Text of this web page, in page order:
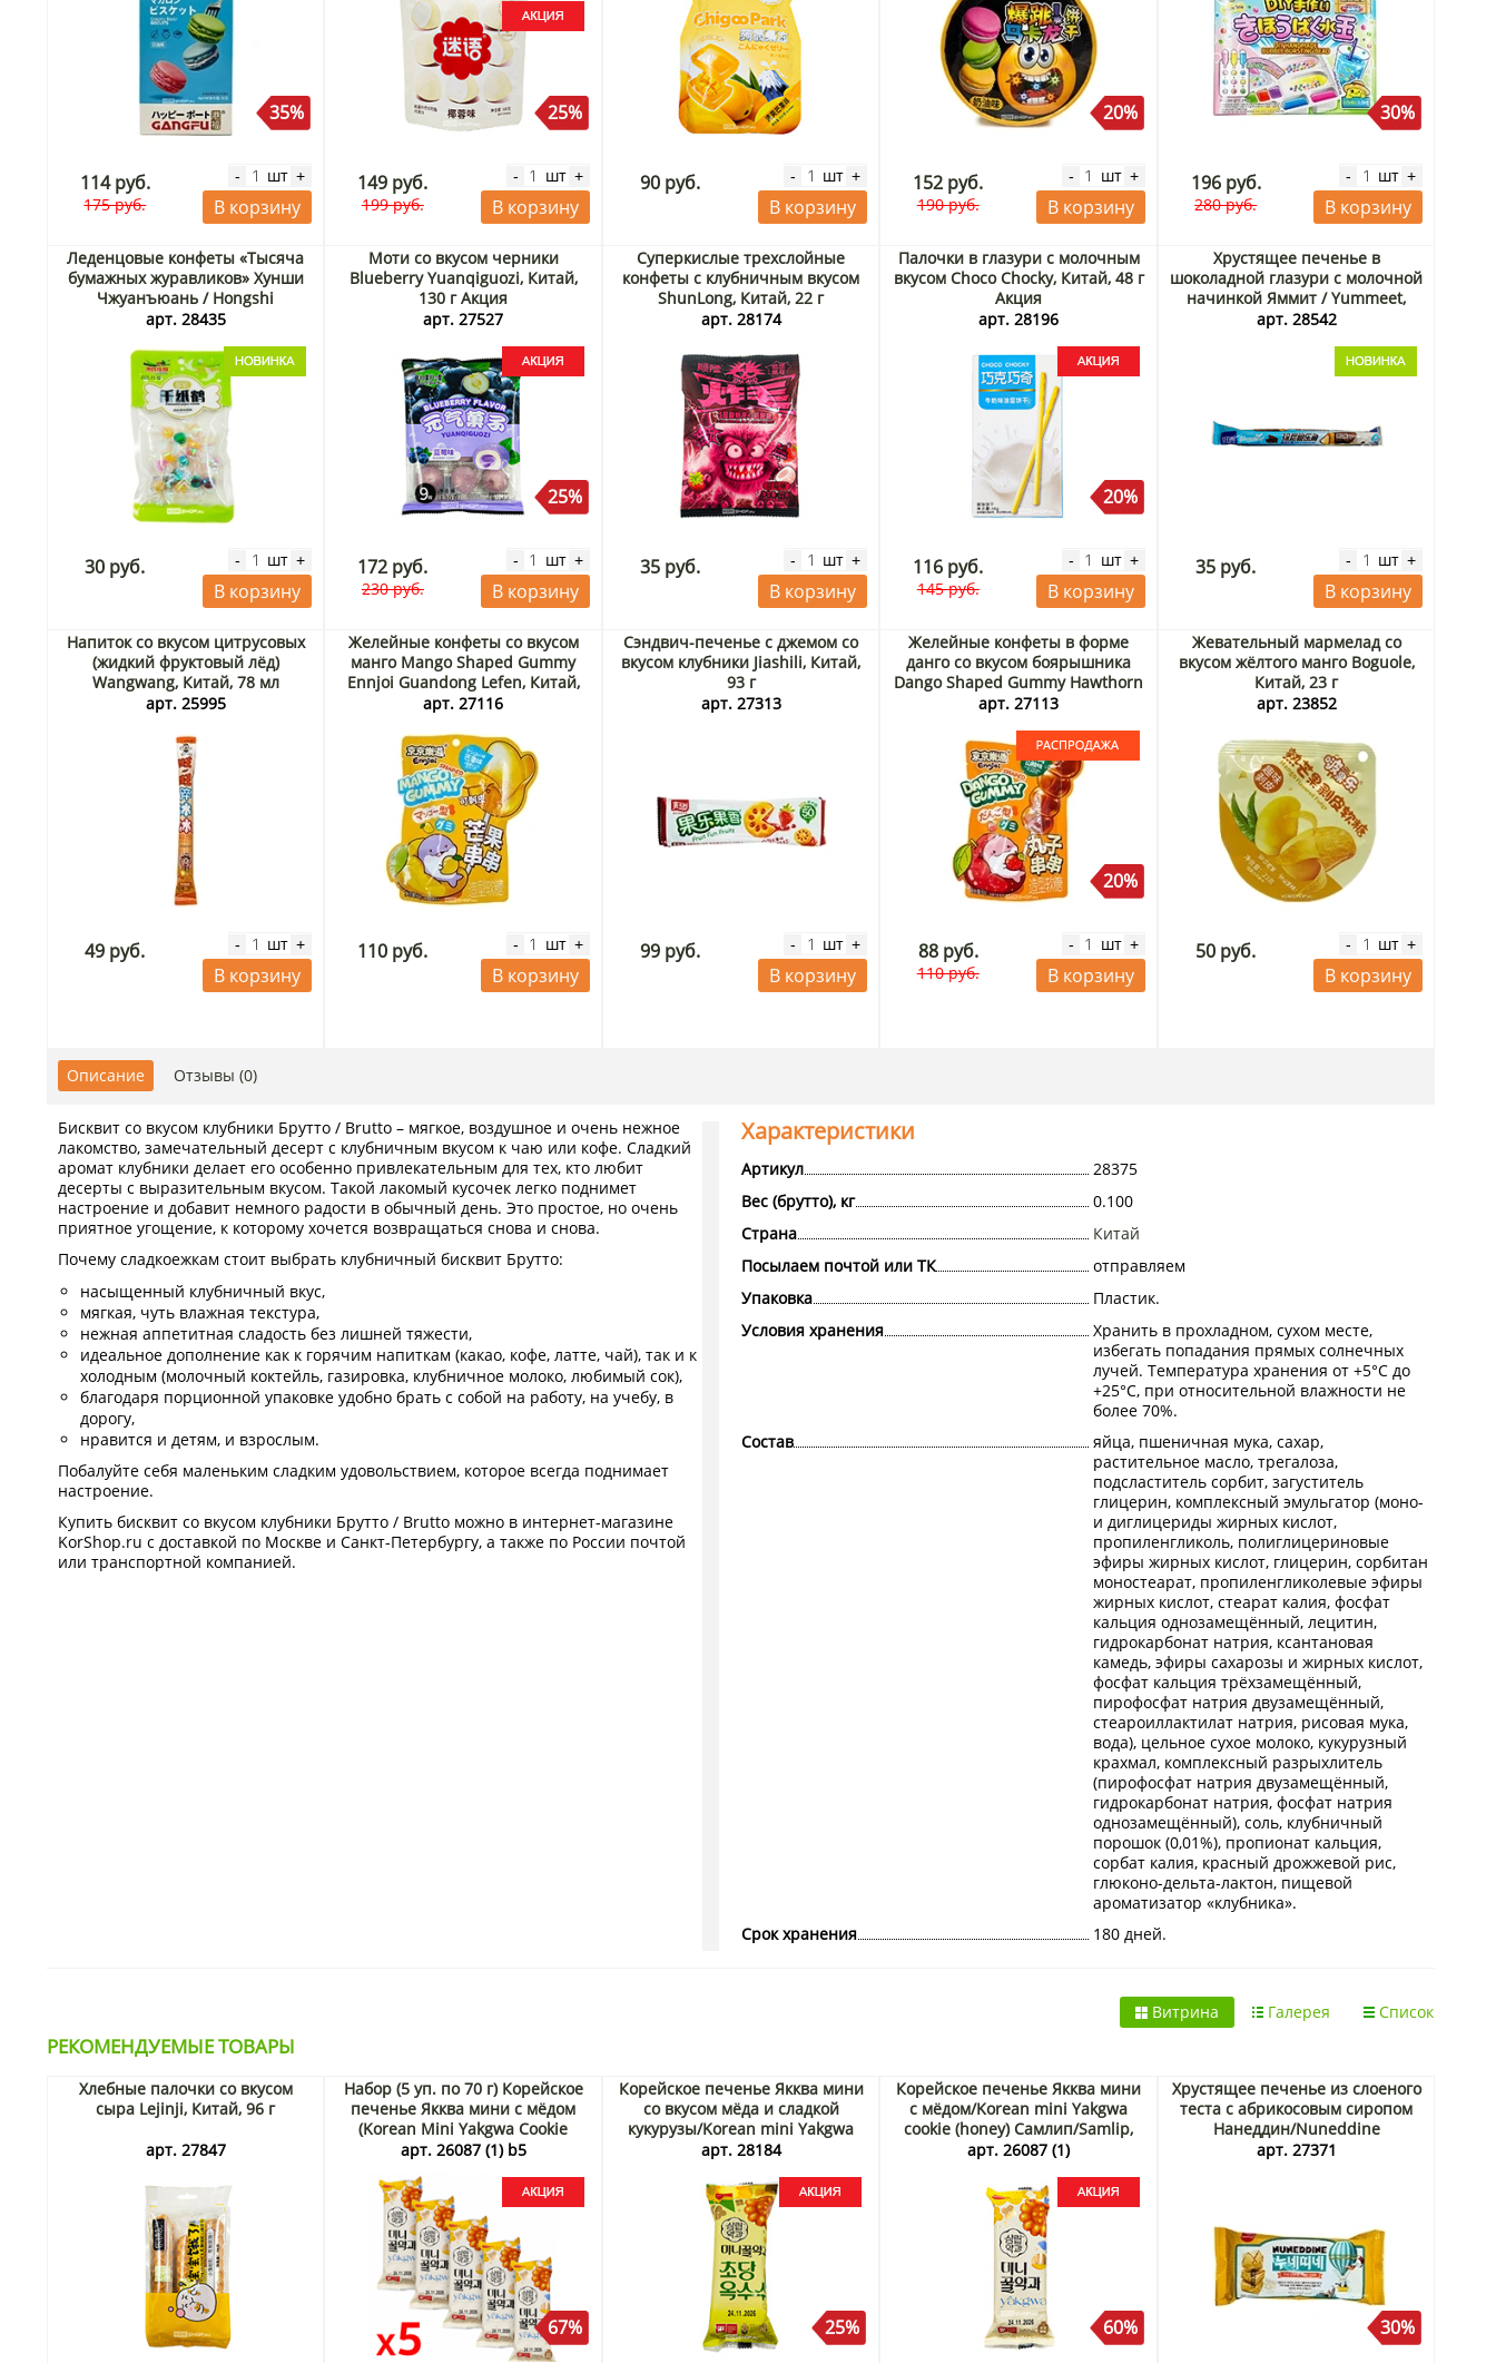
35%
114 руб.
175 руб.
- шт +
В корзину
25%
149 руб.
199 руб.
- шт +
В корзину
90 руб. - шт +
В корзину
20%
152 руб.
190 руб.
- шт +
В корзину
30%
196 руб.
280 руб.
- шт +
В корзину
Леденцовые конфеты «Тысяча
бумажных журавликов» Хунши
Чжуанъюань / Hongshi
Zhuangyuan, Китай, 25 г
арт. 28435
30 руб. - шт +
В корзину
Моти со вкусом черники
Blueberry Yuanqiguozi, Китай,
130 г Акция
арт. 27527
25%
172 руб.
230 руб.
- шт +
В корзину
Суперкислые трехслойные
конфеты с клубничным вкусом
ShunLong, Китай, 22 г
арт. 28174
35 руб. - шт +
В корзину
Палочки в глазури с молочным
вкусом Choco Chocky, Китай, 48 г
Акция
арт. 28196
20%
116 руб.
145 руб.
- шт +
В корзину
Хрустящее печенье в
шоколадной глазури с молочной
начинкой Яммит / Yummeet,
Китай, 22 г
арт. 28542
35 руб. - шт +
В корзину
Напиток со вкусом цитрусовых
(жидкий фруктовый лёд)
Wangwang, Китай, 78 мл
арт. 25995
49 руб. - шт +
В корзину
Желейные конфеты со вкусом
манго Mango Shaped Gummy
Ennjoi Guandong Lefen, Китай,
60 г
арт. 27116
110 руб. - шт +
В корзину
Сэндвич-печенье с джемом со
вкусом клубники Jiashili, Китай,
93 г
арт. 27313
99 руб. - шт +
В корзину
Желейные конфеты в форме
данго со вкусом боярышника
Dango Shaped Gummy Hawthorn
Ennjoi Guandong Lefen, Китай,
Распродажа
арт. 27113
20%
88 руб.
110 руб.
- шт +
В корзину
Жевательный мармелад со
вкусом жёлтого манго Boguole,
Китай, 23 г
арт. 23852
50 руб. - шт +
В корзину
Описание Отзывы (0)
Характеристики
Артикул
28375
Вес (брутто), кг
0.100
Страна
Китай
Посылаем почтой или ТК
отправляем
Упаковка
Пластик.
Условия хранения
Хранить в прохладном, сухом месте,
избегать попадания прямых солнечных
лучей. Температура хранения от +5°C до
+25°C, при относительной влажности не
более 70%.
Состав
яйца, пшеничная мука, сахар,
растительное масло, трегалоза,
подсластитель сорбит, загуститель
глицерин, комплексный эмульгатор (моно-
и диглицериды жирных кислот,
пропиленгликоль, полиглицериновые
эфиры жирных кислот, глицерин, сорбитан
моностеарат, пропиленгликолевые эфиры
жирных кислот, стеарат калия, фосфат
кальция однозамещённый, лецитин,
гидрокарбонат натрия, ксантановая
камедь, эфиры сахарозы и жирных кислот,
фосфат кальция трёхзамещённый,
пирофосфат натрия двузамещённый,
стеароиллактилат натрия, рисовая мука,
вода), цельное сухое молоко, кукурузный
крахмал, комплексный разрыхлитель
(пирофосфат натрия двузамещённый,
гидрокарбонат натрия, фосфат натрия
однозамещённый), соль, клубничный
порошок (0,01%), пропионат кальция,
сорбат калия, красный дрожжевой рис,
глюконо-дельта-лактон, пищевой
ароматизатор «клубника».
Срок хранения
180 дней.
Бисквит со вкусом клубники Брутто / Brutto – мягкое, воздушное и очень нежное
лакомство, замечательный десерт с клубничным вкусом к чаю или кофе. Сладкий
аромат клубники делает его особенно привлекательным для тех, кто любит
десерты с выразительным вкусом. Такой лакомый кусочек легко поднимет
настроение и добавит немного радости в обычный день. Это простое, но очень
приятное угощение, к которому хочется возвращаться снова и снова.
Почему сладкоежкам стоит выбрать клубничный бисквит Брутто:
насыщенный клубничный вкус,
мягкая, чуть влажная текстура,
нежная аппетитная сладость без лишней тяжести,
идеальное дополнение как к горячим напиткам (какао, кофе, латте, чай), так и к
холодным (молочный коктейль, газировка, клубничное молоко, любимый сок),
благодаря порционной упаковке удобно брать с собой на работу, на учебу, в
дорогу,
нравится и детям, и взрослым.
Побалуйте себя маленьким сладким удовольствием, которое всегда поднимает
настроение.
Купить бисквит со вкусом клубники Брутто / Brutto можно в интернет-магазине
KorShop.ru с доставкой по Москве и Санкт-Петербургу, а также по России почтой
или транспортной компанией.
Список
Галерея
Витрина
РЕКОМЕНДУЕМЫЕ ТОВАРЫ
Хлебные палочки со вкусом
сыра Lejinji, Китай, 96 г
арт. 27847
Набор (5 уп. по 70 г) Корейское
печенье Якква мини с мёдом
(Korean Mini Yakgwa Cookie
Honey) Самлип / Samlip, Корея,
арт. 26087 (1) b5
67%
Корейское печенье Якква мини
со вкусом мёда и сладкой
кукурузы/Korean mini Yakgwa
cookie (honey and sweet corn)
Акция
арт. 28184
25%
Корейское печенье Якква мини
с мёдом/Korean mini Yakgwa
cookie (honey) Самлип/Samlip,
Корея, 70 г Акция
арт. 26087 (1)
60%
Хрустящее печенье из слоеного
теста c абрикосовым сиропом
Нанеддин/Nuneddine
Самлип/Samlip, Корея, 45 г. Срок
арт. 27371
30%